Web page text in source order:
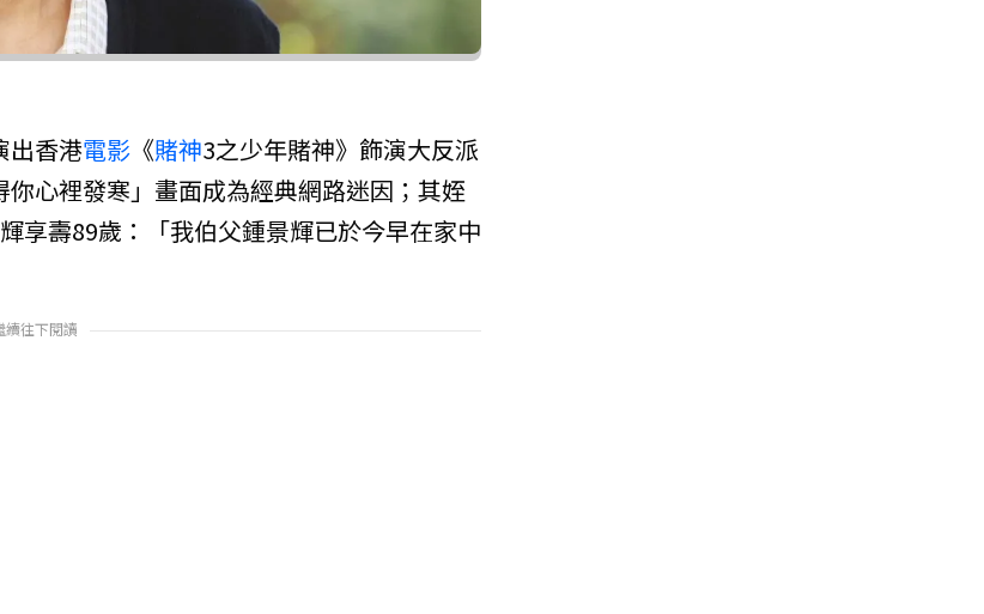
出香港電影 《賭神3之少年賭神》飾演大反派
你心裡發寒」畫面成為經典網路迷因；其姪
享壽89歲：「我伯父鍾景輝已於今早在家中
續往下閱讀